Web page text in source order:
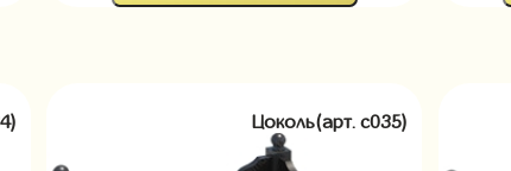
Цоколь(арт. c035)